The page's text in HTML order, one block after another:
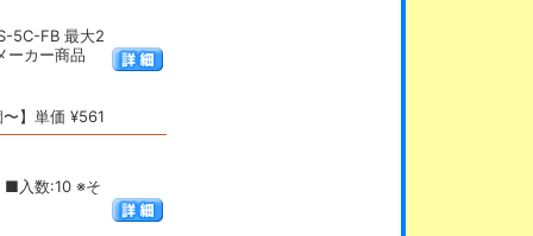
5C-FB 最大2
カー商品
】単価 ¥561
■入数:10 ※そ